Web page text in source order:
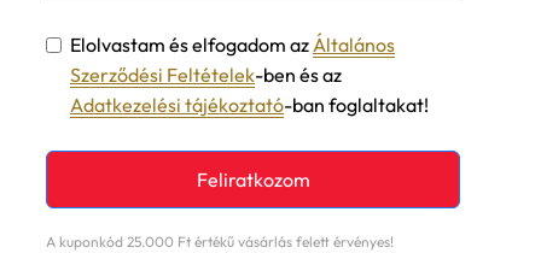
Elolvastam és elfogadom az Általános
Szerződési Feltételek-ben és az
Adatkezelési tájékoztató-ban foglaltakat!
Feliratkozom
A kuponkód 25.000 Ft értékű vásárlás felett érvényes!